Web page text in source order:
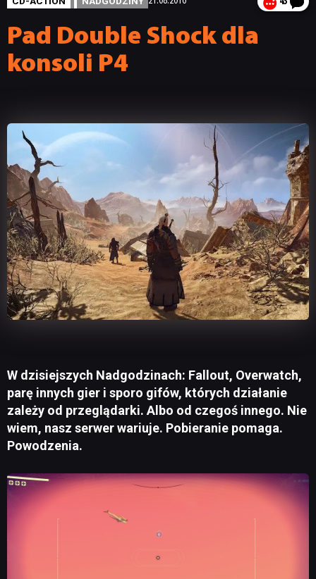
Pad Double Shock dla
konsoli P4
W dzisiejszych Nadgodzinach: Fallout, Overwatch,
parę innych gier i sporo gifów, których działanie
zależy od przeglądarki. Albo od czegoś innego. Nie
wiem, nasz serwer wariuje. Pobieranie pomaga.
Powodzenia.